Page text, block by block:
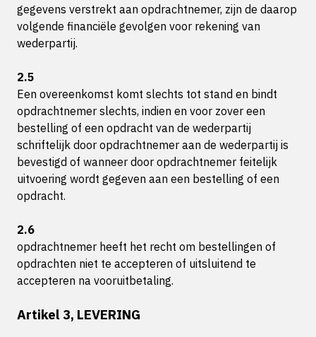
gegevens verstrekt aan opdrachtnemer, zijn de daarop
volgende financiële gevolgen voor rekening van
wederpartij.
2.5
Een overeenkomst komt slechts tot stand en bindt
opdrachtnemer slechts, indien en voor zover een
bestelling of een opdracht van de wederpartij
schriftelijk door opdrachtnemer aan de wederpartij is
bevestigd of wanneer door opdrachtnemer feitelijk
uitvoering wordt gegeven aan een bestelling of een
opdracht.
2.6
opdrachtnemer heeft het recht om bestellingen of
opdrachten niet te accepteren of uitsluitend te
accepteren na vooruitbetaling.
Artikel 3, LEVERING